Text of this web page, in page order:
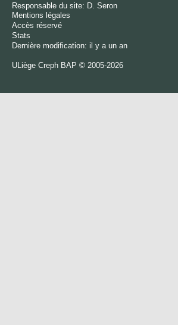
Responsable du site: D. Seron
Mentions légales
Accès réservé
Stats
Dernière modification: il y a un an
ULiège Creph BAP © 2005-2026